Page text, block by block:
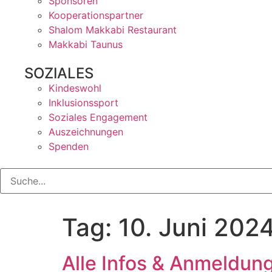
Kooperationspartner
Shalom Makkabi Restaurant
Makkabi Taunus
SOZIALES
Kindeswohl
Inklusionssport
Soziales Engagement
Auszeichnungen
Spenden
Tag: 10. Juni
Alle Infos &